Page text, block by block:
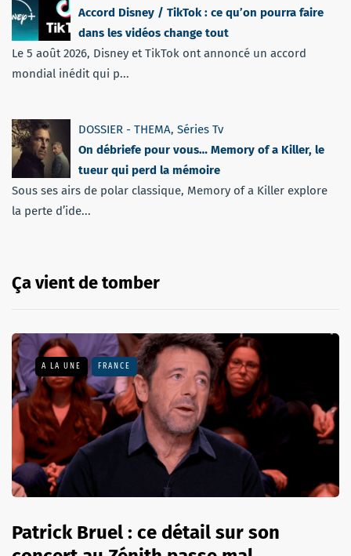
Accord Disney / TikTok : ce qu’on pourra faire
dans les vidéos change tout
Le 5 août 2026, Disney et TikTok ont annoncé un accord
mondial inédit qui p...
DOSSIER - THEMA, Séries Tv
On débriefe pour vous… Memory of a Killer, le
tueur qui perd la mémoire
Sous ses airs de polar classique, Memory of a Killer explore
la perte d’ide...
Ça vient de tomber
A LA UNE FRANCE
Patrick Bruel : ce détail sur son